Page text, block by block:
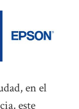
en el
este